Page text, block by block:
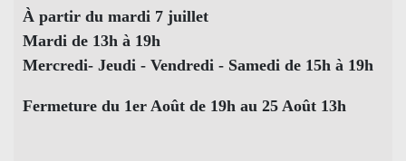
À partir du mardi 7 juillet
Mardi de 13h à 19h
Mercredi- Jeudi - Vendredi - Samedi de 15h à 19h
Fermeture du 1er Août de 19h au 25 Août 13h